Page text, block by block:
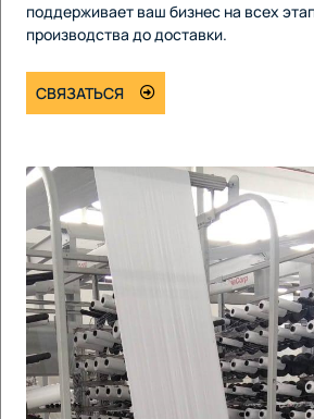
поддерживает ваш бизнес на всех
производства до доставки.
СВЯЗАТЬСЯ